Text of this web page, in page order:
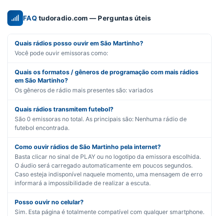
FAQ tudoradio.com — Perguntas úteis
Quais rádios posso ouvir em São Martinho?
Você pode ouvir emissoras como:
Quais os formatos / gêneros de programação com mais rádios
em São Martinho?
Os gêneros de rádio mais presentes são: variados
Quais rádios transmitem futebol?
São 0 emissoras no total. As principais são: Nenhuma rádio de
futebol encontrada.
Como ouvir rádios de São Martinho pela internet?
Basta clicar no sinal de PLAY ou no logotipo da emissora escolhida.
O áudio será carregado automaticamente em poucos segundos.
Caso esteja indisponível naquele momento, uma mensagem de erro
informará a impossibilidade de realizar a escuta.
Posso ouvir no celular?
Sim. Esta página é totalmente compatível com qualquer smartphone.